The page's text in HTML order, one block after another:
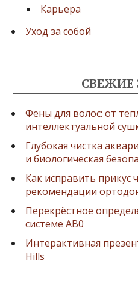
Карьера
Уход за собой
СВЕЖИЕ
Фены для волос: от
интеллектуальной
Глубокая чистка
и биологическая
Как исправить прикус
рекомендации
Перекрёстное
системе AB0
Интерактивная
Hills